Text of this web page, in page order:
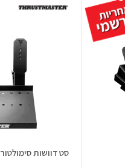
סט דוושות סימולטור 3 פדלים